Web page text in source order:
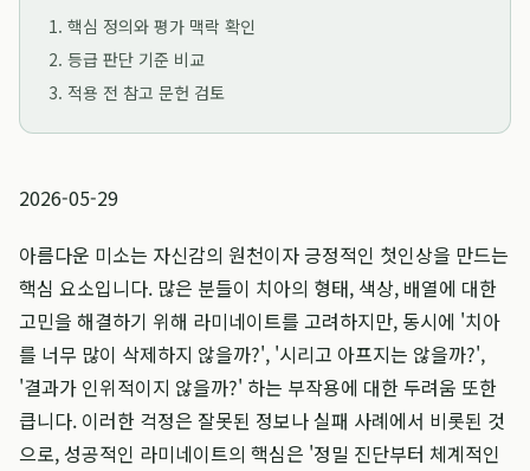
1. 핵심 정의와 평가 맥락 확인
2. 등급 판단 기준 비교
3. 적용 전 참고 문헌 검토
2026-05-29
아름다운 미소는 자신감의 원천이자 긍정적인 첫인상을 만드는
핵심 요소입니다. 많은 분들이 치아의 형태, 색상, 배열에 대한
고민을 해결하기 위해 라미네이트를 고려하지만, 동시에 '치아
를 너무 많이 삭제하지 않을까?', '시리고 아프지는 않을까?',
'결과가 인위적이지 않을까?' 하는 부작용에 대한 두려움 또한
큽니다. 이러한 걱정은 잘못된 정보나 실패 사례에서 비롯된 것
으로, 성공적인 라미네이트의 핵심은 '정밀 진단부터 체계적인